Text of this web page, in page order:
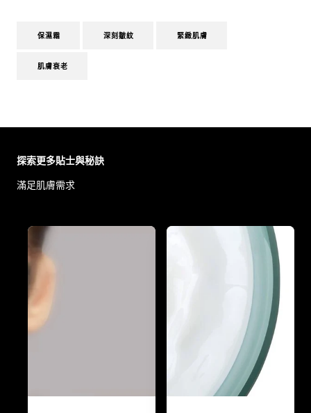
保濕霜 深刻皺紋 緊緻肌膚
肌膚衰老
探索更多貼士與秘訣
滿足肌膚需求